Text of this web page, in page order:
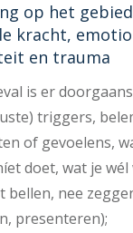
op het
kracht,
en trauma
is er
triggers,
of gevoelens,
doet, wat je
bellen, nee
presenteren);